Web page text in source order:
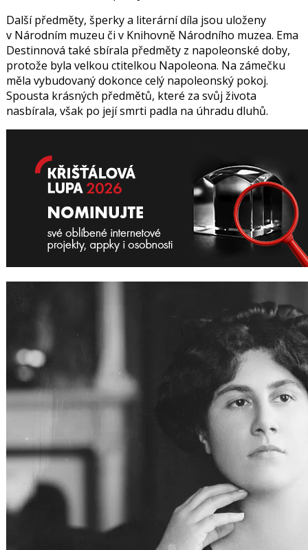
Další předměty, šperky a literární díla jsou uloženy
v Národním muzeu či v Knihovně Národního muzea. Ema
Destinnová také sbírala předměty z napoleonské doby,
protože byla velkou ctitelkou Napoleona. Na zámečku
měla vybudovaný dokonce celý napoleonský pokoj.
Spousta krásných předmětů, které za svůj života
nasbírala, však po její smrti padla na úhradu dluhů.